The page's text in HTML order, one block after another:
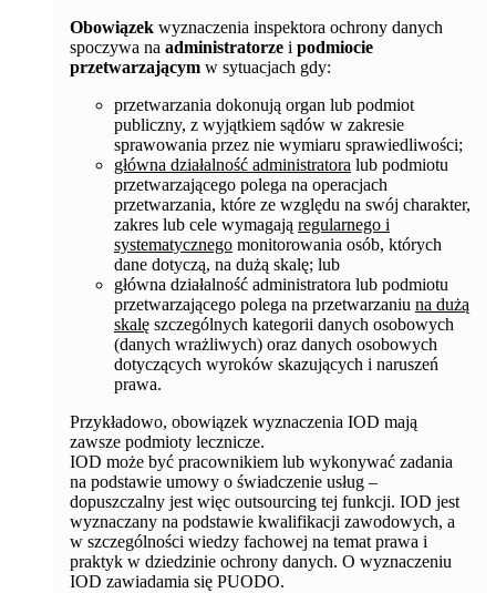
Obowiązek wyznaczenia inspektora ochrony danych
spoczywa na administratorze i podmiocie
przetwarzającym w sytuacjach gdy:
przetwarzania dokonują organ lub podmiot
publiczny, z wyjątkiem sądów w zakresie
sprawowania przez nie wymiaru sprawiedliwości;
główna działalność administratora lub podmiotu
przetwarzającego polega na operacjach
przetwarzania, które ze względu na swój charakter,
zakres lub cele wymagają regularnego i
systematycznego monitorowania osób, których
dane dotyczą, na dużą skalę; lub
główna działalność administratora lub podmiotu
przetwarzającego polega na przetwarzaniu na dużą
skalę szczególnych kategorii danych osobowych
(danych wrażliwych) oraz danych osobowych
dotyczących wyroków skazujących i naruszeń
prawa.
Przykładowo, obowiązek wyznaczenia IOD mają
zawsze podmioty lecznicze.
IOD może być pracownikiem lub wykonywać zadania
na podstawie umowy o świadczenie usług –
dopuszczalny jest więc outsourcing tej funkcji. IOD jest
wyznaczany na podstawie kwalifikacji zawodowych, a
w szczególności wiedzy fachowej na temat prawa i
praktyk w dziedzinie ochrony danych. O wyznaczeniu
IOD zawiadamia się PUODO.